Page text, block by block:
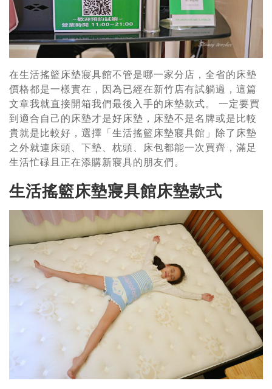
在生活搖籃床墊寢具館不管是哪一家分店，全省的床墊
價格都是一樣實在，因為已經在新竹店有試躺過，這篇
文章我就直接開箱我們最後入手的床墊款式。 一定要買
到適合自己的床墊才是好床墊，床墊不是名牌或是比較
貴就是比較好，選擇「生活搖籃床墊寢具館」除了床墊
之外就連床頭、下墊、枕頭、床包都能一次買齊，滿足
生活忙碌且正在添購新寢具的朋友們。
生活搖籃床墊寢具館床墊款式